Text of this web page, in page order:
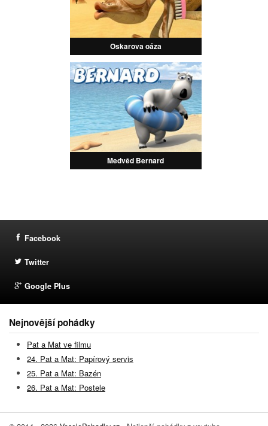
Oskarova oáza
Medvěd Bernard
Facebook
Twitter
Google Plus
Nejnovější pohádky
Pat a Mat ve filmu
24. Pat a Mat: Papírový servis
25. Pat a Mat: Bazén
26. Pat a Mat: Postele